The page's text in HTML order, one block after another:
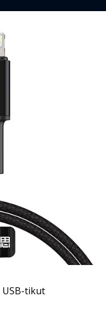
USB-tikut